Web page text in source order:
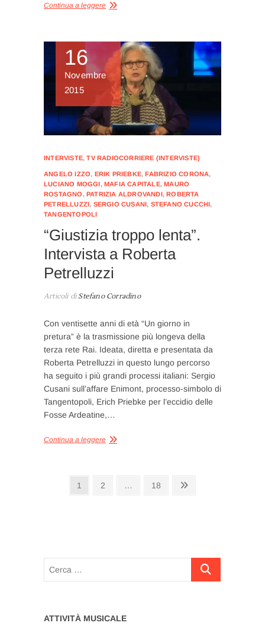
Continua a leggere
16
Novembre
2015
INTERVISTE,TV RADIOCORRIERE (INTERVISTE)
ANGELO IZZO, ERIK PRIEBKE,FABRIZIO CORONA,
LUCIANO MOGGI,MAFIA CAPITALE,MAURO
ROSTAGNO ,PATRIZIA ALDROVANDI,ROBERTA
PETRELLUZZI, SERGIO CUSANI, STEFANO CUCCHI,
TANGENTOPOLI
“Giustizia troppo lenta”.
Intervista a Roberta
Petrelluzzi
Articoli diStefano Corradino
Con ventisette anni di età “Un giorno in
pretura” è la trasmissione più longeva della
terza rete Rai. Ideata, diretta e presentata da
Roberta Petrelluzzi in questo lungo percorso
ha seguito i più grandi processi italiani: Sergio
Cusani sull’affare Enimont, processo-simbolo di
Tangentopoli, Erich Priebke per l’eccidio delle
Fosse Ardeatine,…
Continua a leggere
Paginazione
Pagina
1 Pagina
2 … Pagina
18
Pagina
Cerca
ATTIVITÀ MUSICALE